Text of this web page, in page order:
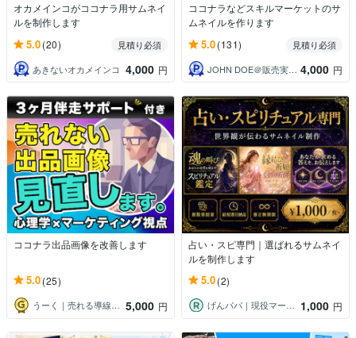
オカメインコがココナラ用サムネイ
ルを制作します
5.0(20)
見積り必須
あきないオカメインコ 4,000 円
ココナラなどスキルマーケットのサ
ムネイルを作ります
5.0(131)
見積り必須
JOHN DOE＠販売実績4800件以上 4,000 円
ココナラ出品画像を改善します
5.0(25)
うーく｜売れる導線改善パートナー 5,000 円
占い・スピ専門｜選ばれるサムネイ
ルを制作します
5.0(2)
げんパパ｜現役マーケターのAI実践家 1,000 円